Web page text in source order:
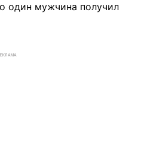
один мужчина получил